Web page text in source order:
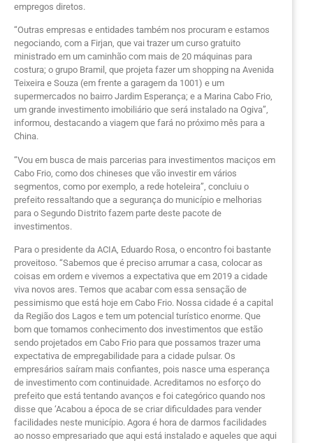
empregos diretos.
“Outras empresas e entidades também nos procuram e estamos
negociando, com a Firjan, que vai trazer um curso gratuito
ministrado em um caminhão com mais de 20 máquinas para
costura; o grupo Bramil, que projeta fazer um shopping na Avenida
Teixeira e Souza (em frente a garagem da 1001) e um
supermercados no bairro Jardim Esperança; e a Marina Cabo Frio,
um grande investimento imobiliário que será instalado na Ogiva”,
informou, destacando a viagem que fará no próximo mês para a
China.
“Vou em busca de mais parcerias para investimentos maciços em
Cabo Frio, como dos chineses que vão investir em vários
segmentos, como por exemplo, a rede hoteleira”, concluiu o
prefeito ressaltando que a segurança do município e melhorias
para o Segundo Distrito fazem parte deste pacote de
investimentos.
Para o presidente da ACIA, Eduardo Rosa, o encontro foi bastante
proveitoso. “Sabemos que é preciso arrumar a casa, colocar as
coisas em ordem e vivemos a expectativa que em 2019 a cidade
viva novos ares. Temos que acabar com essa sensação de
pessimismo que está hoje em Cabo Frio. Nossa cidade é a capital
da Região dos Lagos e tem um potencial turístico enorme. Que
bom que tomamos conhecimento dos investimentos que estão
sendo projetados em Cabo Frio para que possamos trazer uma
expectativa de empregabilidade para a cidade pulsar. Os
empresários saíram mais confiantes, pois nasce uma esperança
de investimento com continuidade. Acreditamos no esforço do
prefeito que está tentando avanços e foi categórico quando nos
disse que ‘Acabou a época de se criar dificuldades para vender
facilidades neste município. Agora é hora de darmos facilidades
ao nosso empresariado que aqui está instalado e aqueles que aqui